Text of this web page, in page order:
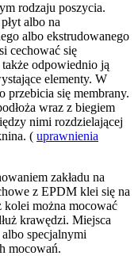
rodzaju poszycia.
albo na
albo ekstrudowanego
cechować się
także odpowiednio ją
elementy. W
przebicia się membrany.
wraz z biegiem
nimi rozdzielającej
( uprawnienia
zakładu na
z EPDM klei się na
kolei można mocować
krawędzi. Miejsca
specjalnymi
mocowań.